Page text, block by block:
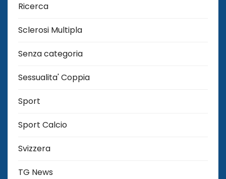
Ricerca
Sclerosi Multipla
Senza categoria
Sessualita' Coppia
Sport
Sport Calcio
Svizzera
TG News